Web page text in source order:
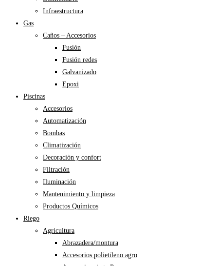
Infraestructura
Gas
Caños – Accesorios
Fusión
Fusión redes
Galvanizado
Epoxi
Piscinas
Accesorios
Automatización
Bombas
Climatización
Decoraciòn y confort
Filtración
Iluminación
Mantenimiento y limpieza
Productos Químicos
Riego
Agricultura
Abrazadera/montura
Accesorios polietileno agro